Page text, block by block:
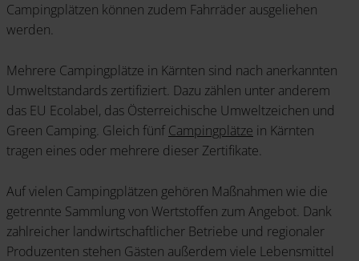
Campingplätzen können zudem Fahrräder ausgeliehen
werden.
Mehrere Campingplätze in Kärnten sind nach anerkannten
Umweltstandards zertifiziert. Dazu zählen unter anderem
das EU Ecolabel, das Österreichische Umweltzeichen und
Green Camping. Gleich fünfCampingplätze in Kärnten
tragen eines oder mehrere dieser Zertifikate.
Auf vielen Campingplätzen gehören Maßnahmen wie die
getrennte Sammlung von Wertstoffen zum Angebot. Dank
zahlreicher landwirtschaftlicher Betriebe und regionaler
Produzenten stehen Gästen außerdem viele Lebensmittel